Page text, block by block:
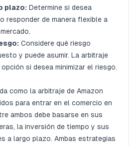
plazo: Determine si desea
responder de manera flexible a
Considere qué riesgo
y puede asumir. La arbitraje
si desea minimizar el riesgo.
como la arbitraje de Amazon
para entrar en el comercio en
ambos debe basarse en sus
la inversión de tiempo y sus
a largo plazo. Ambas estrategias